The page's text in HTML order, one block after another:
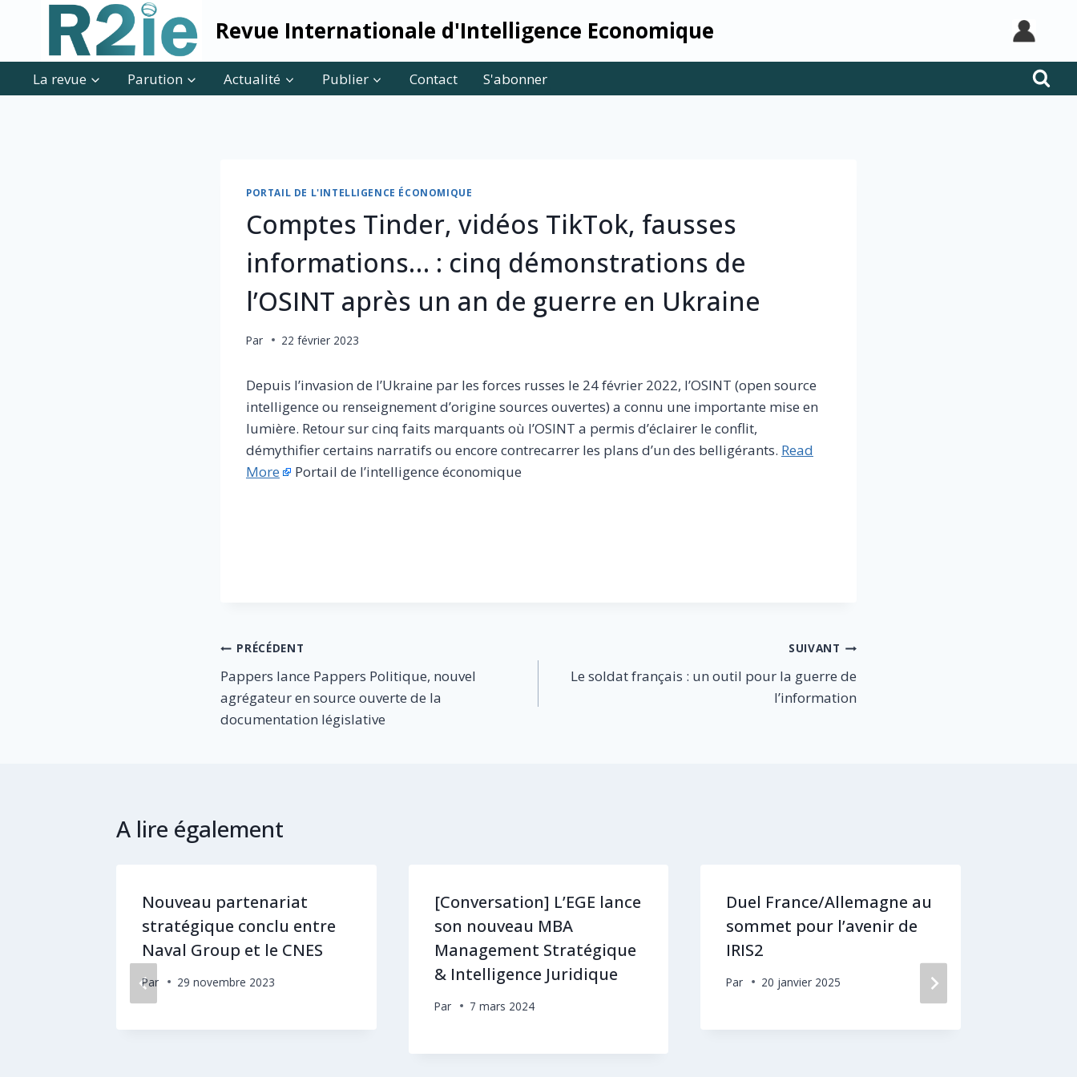
Revue Internationale d'Intelligence Economique
La revue Parution Actualité Publier Contact S'abonner
PORTAIL DE L'INTELLIGENCE ÉCONOMIQUE
Comptes Tinder, vidéos TikTok, fausses
informations… : cinq démonstrations de
l’OSINT après un an de guerre en Ukraine
Par 22 février 2023
Depuis l’invasion de l’Ukraine par les forces russes le 24 février 2022, l’OSINT (open source
intelligence ou renseignement d’origine sources ouvertes) a connu une importante mise en
lumière. Retour sur cinq faits marquants où l’OSINT a permis d’éclairer le conflit,
démythifier certains narratifs ou encore contrecarrer les plans d’un des belligérants. Read
More
Portail de l’intelligence économique
Navigation
de
l’article
PRÉCÉDENT
Pappers lance Pappers Politique, nouvel
agrégateur en source ouverte de la
documentation législative
SUIVANT
Le soldat français : un outil pour la guerre de
l’information
A lire également
Nouveau partenariat
stratégique conclu entre
Naval Group et le CNES
Par 29 novembre 2023
[Conversation] L’EGE lance
son nouveau MBA
Management Stratégique
& Intelligence Juridique
Par 7 mars 2024
Duel France/Allemagne au
sommet pour l’avenir de
IRIS2
Par 20 janvier 2025